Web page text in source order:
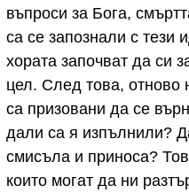
въпроси за Бога,
са се запознали с тези
хората започват да си
цел. След това, отново
са призовани да се
дали са я изпълнили?
смисъла и приноса?
които могат да ни